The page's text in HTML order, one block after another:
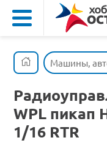
Машины,
WPL пикап
1/16 RTR